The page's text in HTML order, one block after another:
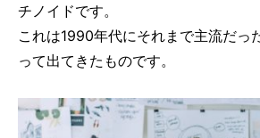
チノイドです。
これは1990年代にそれまで主流だっ
って出てきたものです。